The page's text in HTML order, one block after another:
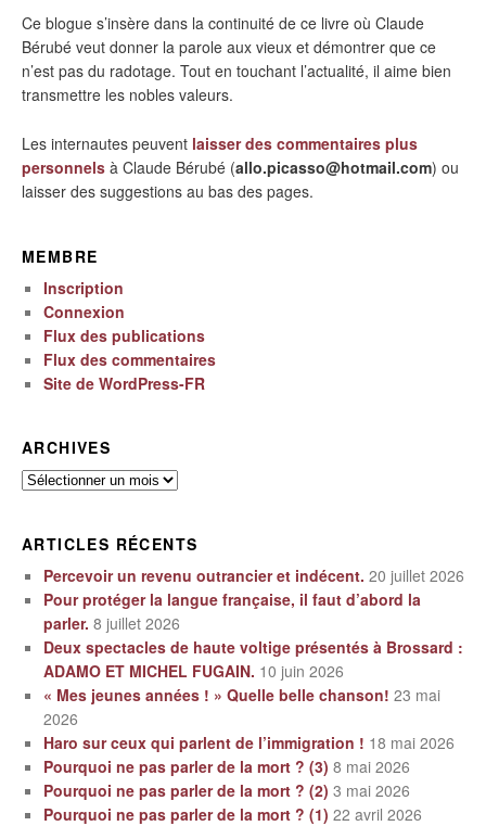
Ce blogue s’insère dans la continuité de ce livre où Claude
Bérubé veut donner la parole aux vieux et démontrer que ce
n’est pas du radotage. Tout en touchant l’actualité, il aime bien
transmettre les nobles valeurs.
Les internautes peuvent laisser des commentaires plus
personnels à Claude Bérubé (allo.picasso@hotmail.com) ou
laisser des suggestions au bas des pages.
MEMBRE
Inscription
Connexion
Flux des publications
Flux des commentaires
Site de WordPress-FR
ARCHIVES
Archives
ARTICLES RÉCENTS
Percevoir un revenu outrancier et indécent. 20 juillet 2026
Pour protéger la langue française, il faut d’abord la
parler. 8 juillet 2026
Deux spectacles de haute voltige présentés à Brossard :
ADAMO ET MICHEL FUGAIN. 10 juin 2026
« Mes jeunes années ! » Quelle belle chanson! 23 mai
2026
Haro sur ceux qui parlent de l’immigration ! 18 mai 2026
Pourquoi ne pas parler de la mort ? (3) 8 mai 2026
Pourquoi ne pas parler de la mort ? (2) 3 mai 2026
Pourquoi ne pas parler de la mort ? (1) 22 avril 2026